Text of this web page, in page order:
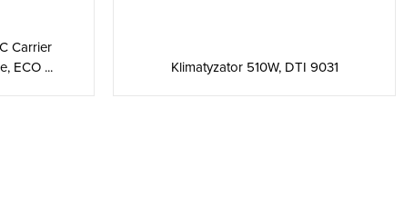
Carrier
ECO ...
Klimatyzator 510W, DTI 9031